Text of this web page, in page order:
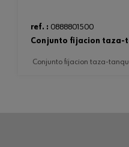
ref. : 0888801500
conjunto fijacion taza-
conjunto fijacion taza-